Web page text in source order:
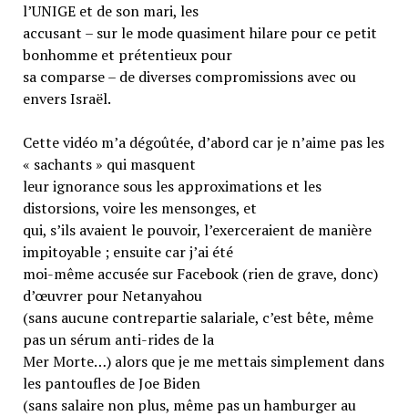
l’UNIGE et de son mari, les
accusant – sur le mode quasiment hilare pour ce petit
bonhomme et prétentieux pour
sa comparse – de diverses compromissions avec ou
envers Israël.
Cette vidéo m’a dégoûtée, d’abord car je n’aime pas les
« sachants » qui masquent
leur ignorance sous les approximations et les
distorsions, voire les mensonges, et
qui, s’ils avaient le pouvoir, l’exerceraient de manière
impitoyable ; ensuite car j’ai été
moi-même accusée sur Facebook (rien de grave, donc)
d’œuvrer pour Netanyahou
(sans aucune contrepartie salariale, c’est bête, même
pas un sérum anti-rides de la
Mer Morte…) alors que je me mettais simplement dans
les pantoufles de Joe Biden
(sans salaire non plus, même pas un hamburger au